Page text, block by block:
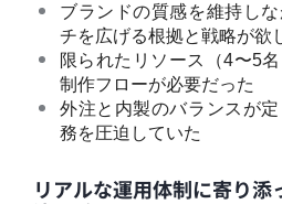
ブランドの質感を維持し
チを広げる根拠と戦略が欲
限られたリソース（4〜5
制作フローが必要だった
外注と内製のバランスが
務を圧迫していた
リアルな運用体制に寄り